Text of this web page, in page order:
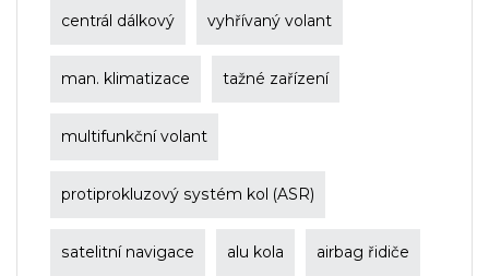
centrál dálkový vyhřívaný volant
man. klimatizace tažné zařízení
multifunkční volant
protiprokluzový systém kol (ASR)
satelitní navigace alu kola airbag řidiče